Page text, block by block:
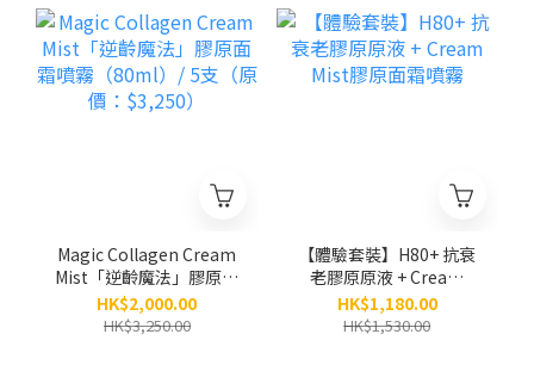
Magic Collagen Cream
Mist「逆齡魔法」膠原面
霜噴霧（80ml）/ 5支
（原價：$3,250）
HK$2,000.00
HK$3,250.00
【體驗套裝】H80+ 抗衰
老膠原原液 + Cream
Mist膠原面霜噴霧
HK$1,180.00
HK$1,530.00